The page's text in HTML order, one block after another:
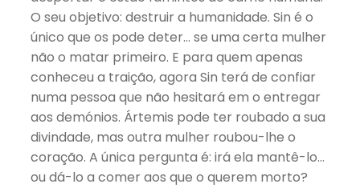
O seu objetivo: destruir a humanidade. Sin é o
único que os pode deter… se uma certa mulher
não o matar primeiro. E para quem apenas
conheceu a traição, agora Sin terá de confiar
numa pessoa que não hesitará em o entregar
aos demónios. Ártemis pode ter roubado a sua
divindade, mas outra mulher roubou-lhe o
coração. A única pergunta é: irá ela mantê-lo…
ou dá-lo a comer aos que o querem morto?